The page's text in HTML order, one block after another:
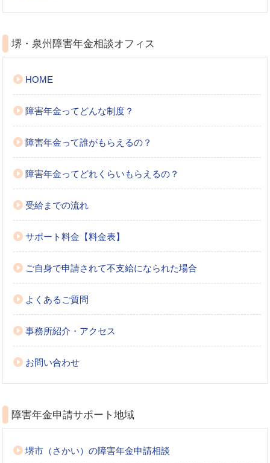
堺・泉州障害年金相談オフィス
HOME
障害年金ってどんな制度？
障害年金って誰がもらえるの？
障害年金ってどれくらいもらえるの？
受給までの流れ
サポート料金【料金表】
ご自身で申請されて不支給になられた場合
よくあるご質問
事務所紹介・アクセス
お問い合わせ
障害年金申請サポート地域
堺市（さかい）の障害年金申請相談